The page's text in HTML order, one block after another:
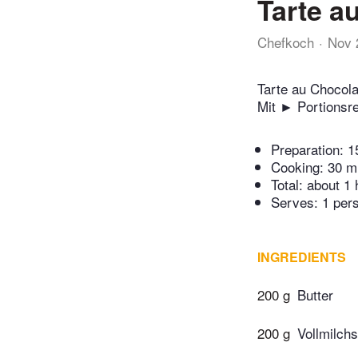
Tarte
Chefkoch Nov
Tarte au
Mit ►
Preparation:
Cooking: 30
Total: about 1
Serves: 1
INGREDIENTS
200 g Butter
200 g